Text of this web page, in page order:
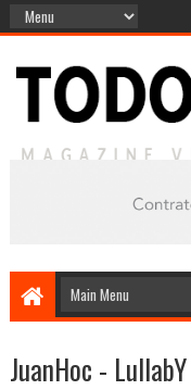
JuanHoc - LullabY